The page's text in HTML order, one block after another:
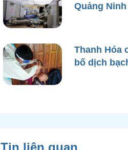
Quảng
Yagi
Thanh Hóa
bố dịch
Tin liên quan